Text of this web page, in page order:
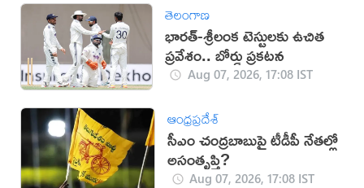
తెలంగాణ
భారత్-శ్రీలంక టెస్టులకు ఉచిత
ప్రవేశం.. బోర్డు ప్రకటన
Aug 07, 2026, 17:08 IST
ఆంధ్రప్రదేశ్
సీఎం చంద్రబాబుపై టీడీపీ నేతల్లో
అసంతృప్తి?
Aug 07, 2026, 17:08 IST